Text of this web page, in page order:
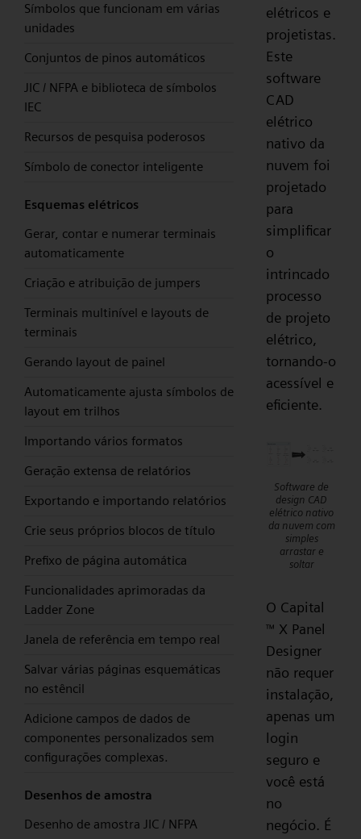
Símbolos que funcionam em várias
unidades
Conjuntos de pinos automáticos
JIC / NFPA e biblioteca de símbolos
IEC
Recursos de pesquisa poderosos
Símbolo de conector inteligente
Esquemas elétricos
Gerar, contar e numerar terminais
automaticamente
Criação e atribuição de jumpers
Terminais multinível e layouts de
terminais
Gerando layout de painel
Automaticamente ajusta símbolos de
layout em trilhos
Importando vários formatos
Geração extensa de relatórios
Exportando e importando relatórios
Crie seus próprios blocos de título
Prefixo de página automática
Funcionalidades aprimoradas da
Ladder Zone
Janela de referência em tempo real
Salvar várias páginas esquemáticas
no estêncil
Adicione campos de dados de
componentes personalizados sem
configurações complexas.
Desenhos de amostra
Desenho de amostra JIC / NFPA
elétricos e
projetistas.
Este
software
CAD
elétrico
nativo da
nuvem foi
projetado
para
simplificar
o
intrincado
processo
de projeto
elétrico,
tornando-o
acessível e
eficiente.
Software de
design CAD
elétrico nativo
da nuvem com
simples
arrastar e
soltar
O Capital
™ X Panel
Designer
não requer
instalação,
apenas um
login
seguro e
você está
no
negócio. É